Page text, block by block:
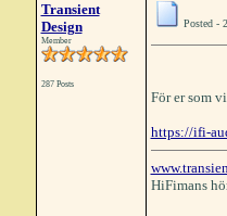
Transient
Design
Member
287 Posts
Posted -
För er som
https://ifi-
HiFimans